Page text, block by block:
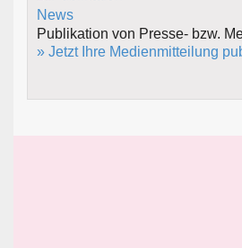
Publikation von Presse- bzw.
» Jetzt Ihre Medienmitteilung